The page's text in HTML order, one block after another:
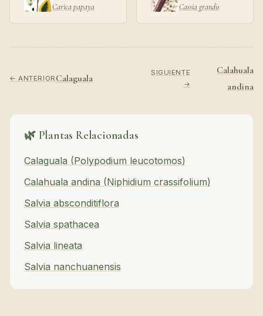
Carica papaya Cassia grandis
← ANTERIOR Calaguala
SIGUIENTE
→
Calahuala
andina
🌿 Plantas Relacionadas
Calaguala (Polypodium leucotomos)
Calahuala andina (Niphidium crassifolium)
Salvia absconditiflora
Salvia spathacea
Salvia lineata
Salvia nanchuanensis